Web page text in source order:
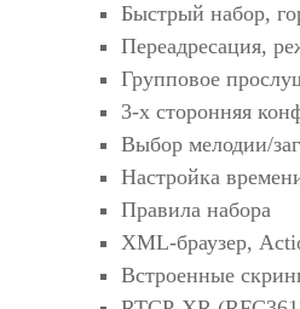
Быстрый набор,
Переадресация,
Групповое
3-х сторонняя
Выбор мелодии/
Настройка
Правила набора
XML-браузер,
Встроенные